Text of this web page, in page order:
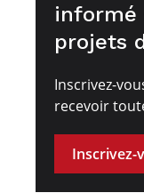
informé
projets
Inscrivez-
recevoir
Inscrivez-